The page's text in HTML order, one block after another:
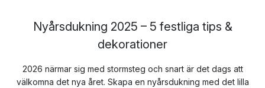
Nyårsdukning 2025 – 5 festliga tips &
dekorationer
2026 närmar sig med stormsteg och snart är det dags att
välkomna det nya året. Skapa en nyårsdukning med det lilla